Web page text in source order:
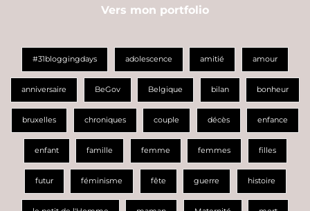
Vers mon portfolio
#31bloggingdays adolescence amitié amour
anniversaire BeGov Belgique bilan bonheur
bruxelles chroniques couple décès enfance
enfant famille femme femmes filles
futur féminisme fête guerre histoire